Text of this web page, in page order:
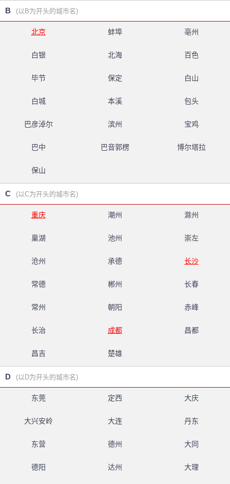
B (以B为开头的城市名)
北京 蚌埠 亳州
白银 北海 百色
毕节 保定 白山
白城 本溪 包头
巴彦淖尔 滨州 宝鸡
巴中 巴音郭楞 博尔塔拉
保山
C (以C为开头的城市名)
重庆 潮州 滁州
巢湖 池州 崇左
沧州 承德 长沙
常德 郴州 长春
常州 朝阳 赤峰
长治 成都 昌都
昌吉 楚雄
D (以D为开头的城市名)
东莞 定西 大庆
大兴安岭 大连 丹东
东营 德州 大同
德阳 达州 大理